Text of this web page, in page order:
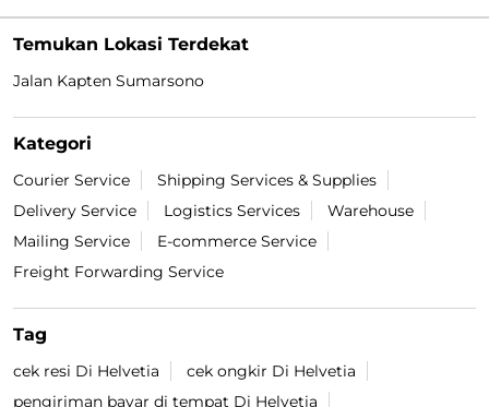
Temukan Lokasi Terdekat
Jalan Kapten Sumarsono
Kategori
Courier Service
Shipping Services & Supplies
Delivery Service
Logistics Services
Warehouse
Mailing Service
E-commerce Service
Freight Forwarding Service
Tag
cek resi Di Helvetia
cek ongkir Di Helvetia
pengiriman bayar di tempat Di Helvetia